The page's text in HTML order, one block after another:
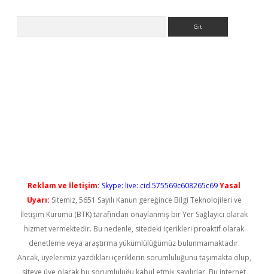
Reklam ve İletişim: Skype: live:.cid.575569c608265c69Yasal
Uyarı: Sitemiz, 5651 Sayılı Kanun gereğince Bilgi Teknolojileri ve
İletişim Kurumu (BTK) tarafından onaylanmış bir Yer Sağlayıcı olarak
hizmet vermektedir. Bu nedenle, sitedeki içerikleri proaktif olarak
denetleme veya araştırma yükümlülüğümüz bulunmamaktadır.
Ancak, üyelerimiz yazdıkları içeriklerin sorumluluğunu taşımakta olup,
siteye üye olarak bu sorumluluğu kabul etmiş sayılırlar. Bu internet